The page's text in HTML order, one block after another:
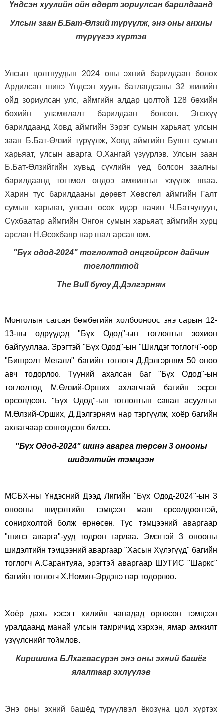
Үндсэн хуулийн ойн өдөрт зориулсан барилдаанд
Улсын заан Б.Бат-Өлзий түрүүлж, энэ оны анхны
түрүүгээ хүртэв
Улсын цолтнуудын 2024 оны эхний барилдаан болох
Ардилсан шинэ Үндсэн хууль батлагдсаны 32 жилийн
ойд зориулсан улс, аймгийн алдар цолтой 128 бөхийн
бөхийн уламжлалт барилдаан болсон. Энэхүү
барилдаанд Ховд аймгийн Зэрэг сумын харьяат, улсын
заан Б.Бат-Өлзий түрүүлж, Ховд аймгийн Буянт сумын
харьяат, улсын аварга О.Хангай үзүүрлэв. Улсын заан
Б.Бат-Өлзийгийн хувьд сүүлийн үед болсон заалны
барилдаанд тогтмол өндөр амжилтыг үзүүлж яваа.
Харин тус барилдааны дөрөвт Хөвсгөл аймгийн Галт
сумын харьяат, улсын өсөх идэр начин Ч.Батчулуун,
Сүхбаатар аймгийн Онгон сумын харьяат, аймгийн хурц
арслан Н.Өсөхбаяр нар шалгарсан юм.
"Бүх одод-2024" тоглолтод онцгойрсон дайчин
тоглолттой
The Bull буюу Д.Дэлгэрням
Монголын сагсан бөмбөгийн холбооноос энэ сарын 12-
13-ны өдрүүдэд "Бүх Одод"-ын тоглолтыг зохион
байгууллаа. Эрэгтэй "Бүх Одод"-ын "Шилдэг тоглогч"-оор
"Бишрэлт Металл" багийн тоглогч Д.Дэлгэрням 50 оноо
авч тодорлоо. Түүний ахалсан баг "Бүх Одод"-ын
тоглолтод М.Өлзий-Орших ахлагчтай багийн эсрэг
өрсөлдсөн. "Бүх Одод"-ын тоглолтын санал асуулгыг
М.Өлзий-Орших, Д.Дэлгэрням нар тэргүүлж, хоёр багийн
ахлагчаар сонгогдсон билээ.
"Бүх Одод-2024" шинэ аварга төрсөн 3 онооны
шидэлтийн тэмцээн
МСБХ-ны Үндэсний Дээд Лигийн "Бүх Одод-2024"-ын 3
онооны шидэлтийн тэмцээн маш өрсөлдөөнтэй,
сонирхолтой болж өрнөсөн. Тус тэмцээний аваргаар
"шинэ аварга"-ууд тодрон гарлаа. Эмэгтэй 3 онооны
шидэлтийн тэмцээний аваргаар "Хасын Хүлэгүүд" багийн
тоглогч А.Сарантуяа, эрэгтэй аваргаар ШУТИС "Шаркс"
багийн тоглогч Х.Номин-Эрдэнэ нар тодорлоо.
Хоёр дахь хэсэгт хилийн чанадад өрнөсөн тэмцээн
уралдаанд манай улсын тамричид хэрхэн, ямар амжилт
үзүүлснийг тоймлов.
Киришима Б.Лхагвасүрэн энэ оны эхний башёг
ялалтаар эхлүүлэв
Энэ оны эхний башёд түрүүлвэл ёкозүна цол хүртэх